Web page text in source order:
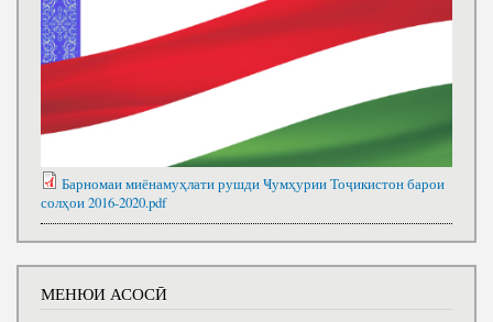
Барномаи миёнамуҳлати рушди Ҹумҳурии Тоҷикистон барои
солҳои 2016-2020.pdf
МЕНЮИ АСОСӢ